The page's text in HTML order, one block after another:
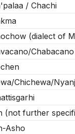
/ Chachi
(dialect of
Chabacano
Chichewa/
(not further
Asho